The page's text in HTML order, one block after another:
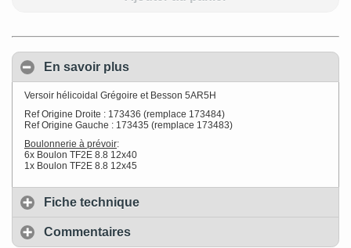
En savoir plus
Versoir hélicoidal Grégoire et Besson 5AR5H
Ref Origine Droite : 173436 (remplace 173484)
Ref Origine Gauche : 173435 (remplace 173483)
Boulonnerie à prévoir:
6x Boulon TF2E 8.8 12x40
1x Boulon TF2E 8.8 12x45
Fiche technique
Commentaires